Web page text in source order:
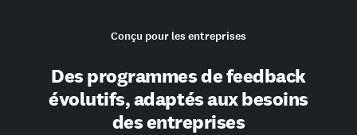
Conçu pour les entreprises
Des programmes de feedback
évolutifs, adaptés aux besoins
des entreprises